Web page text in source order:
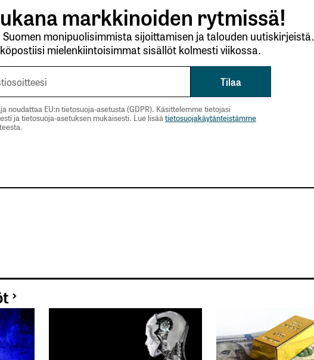
markkinoiden rytmissä!
monipuolisimmista sijoittamisen ja talouden uutiskirjeistä.
mielenkiintoisimmat sisällöt kolmesti viikossa.
noudattaa EU:n tietosuoja-asetusta (GDPR). Käsittelemme tietojasi
ja tietosuoja-asetuksen mukaisesti. Lue lisäätietosuojakäytänteistämme